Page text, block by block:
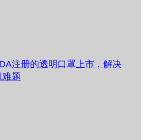
注册的透明口罩上市，解决
难题